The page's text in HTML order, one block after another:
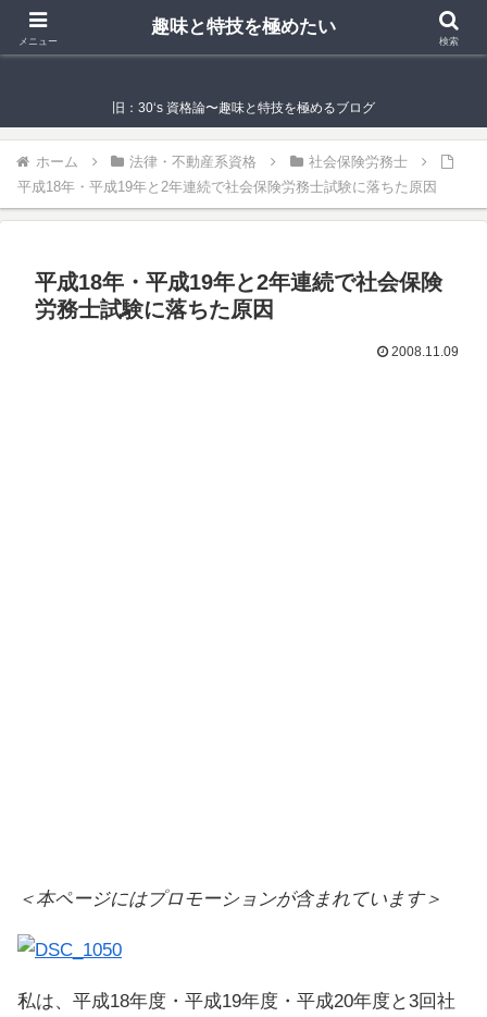
趣味と特技を極めたい
旧：30‘s 資格論〜趣味と特技を極めるブログ
ホーム 法律・不動産系資格
社会保険労務士
平成18年・平成19年と2年連続で社会保険労務士試験に落ちた原因
平成18年・平成19年と2年連続で社会保険
労務士試験に落ちた原因
2008.11.09
＜本ページにはプロモーションが含まれています＞
私は、平成18年度・平成19年度・平成20年度と3回社
メニュー
趣味と特技を極めたい
検索